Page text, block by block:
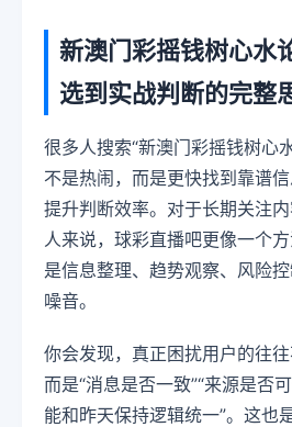
新澳门彩摇钱树心水
选到实战判断的完整
很多人搜索“新澳门彩摇钱树心
不是热闹，而是更快找到靠谱信
提升判断效率。对于长期关注
人来说，球彩直播吧更像一个
是信息整理、趋势观察、风险
噪音。
你会发现，真正困扰用户的往往
而是“消息是否一致”“来源是否
能和昨天保持逻辑统一”。这也